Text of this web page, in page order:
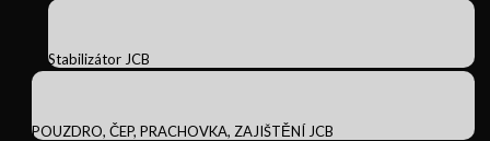
Stabilizátor JCB
POUZDRO, ČEP, PRACHOVKA, ZAJIŠTĚNÍ JCB